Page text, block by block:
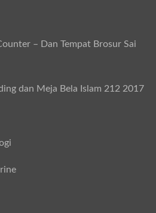
– Dan Tempat Brosur Sai
dan Meja Bela Islam 212 2017